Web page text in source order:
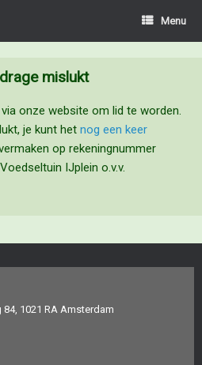
Menu
mislukt
onze website om lid te worden.
je kunt het nog een keer
op rekeningnummer
IJplein o.v.v.
1021 RA Amsterdam